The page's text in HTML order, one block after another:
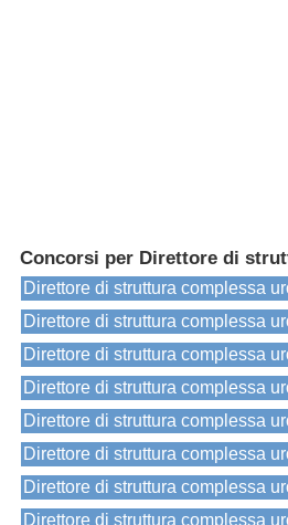
Concorsi per Direttore di
Direttore di struttura complessa
Direttore di struttura complessa
Direttore di struttura complessa
Direttore di struttura complessa
Direttore di struttura complessa
Direttore di struttura complessa
Direttore di struttura complessa
Direttore di struttura complessa